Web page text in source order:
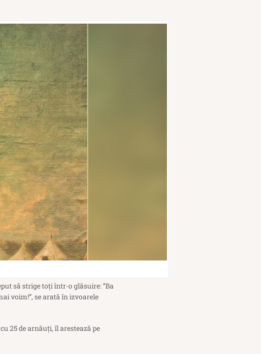
să strige toţi într-o glăsuire: ”Ba
voim!”, se arată în izvoarele
25 de arnăuţi, îl arestează pe